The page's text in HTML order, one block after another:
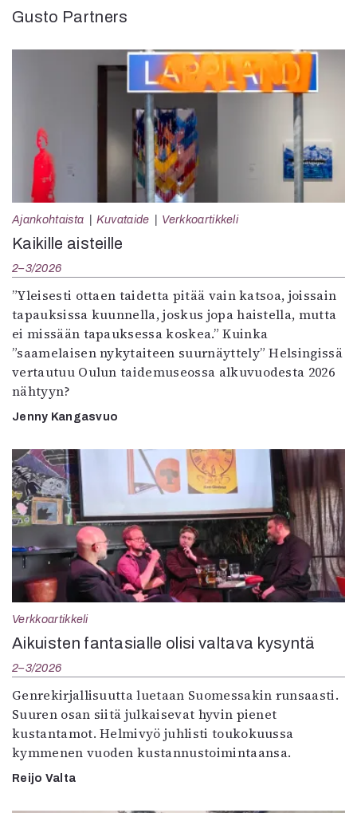
Gusto Partners
Ajankohtaista Kuvataide Verkkoartikkeli
Kaikille aisteille
2–3/2026
”Yleisesti ottaen taidetta pitää vain katsoa, joissain
tapauksissa kuunnella, joskus jopa haistella, mutta
ei missään tapauksessa koskea.” Kuinka
”saamelaisen nykytaiteen suurnäyttely” Helsingissä
vertautuu Oulun taidemuseossa alkuvuodesta 2026
nähtyyn?
Jenny Kangasvuo
Verkkoartikkeli
Aikuisten fantasialle olisi valtava kysyntä
2–3/2026
Genrekirjallisuutta luetaan Suomessakin runsaasti.
Suuren osan siitä julkaisevat hyvin pienet
kustantamot. Helmivyö juhlisti toukokuussa
kymmenen vuoden kustannustoimintaansa.
Reijo Valta